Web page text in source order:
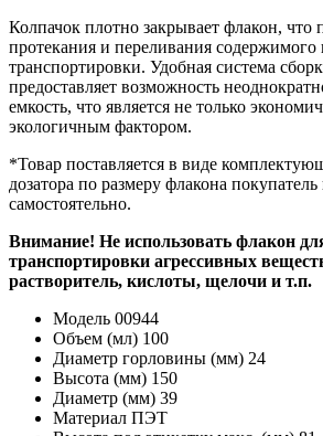
Колпачок плотно закрывает флакон, что
протекания и переливания содержимого
транспортировки. Удобная система
предоставляет возможность
емкость, что является не только
экологичным фактором.
*Товар поставляется в виде
дозатора по размеру флакона покупатель
самостоятельно.
Внимание! Не использовать флакон
транспортировки агрессивных
растворитель, кислоты, щелочи и т.п.
Модель 00944
Объем (мл) 100
Диаметр горловины (мм) 24
Высота (мм) 150
Диаметр (мм) 39
Материал ПЭТ